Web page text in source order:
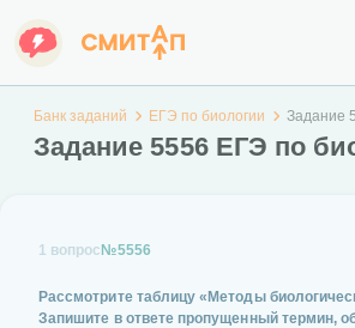
Банк заданий ЕГЭ по биологии Задание
Задание 5556 ЕГЭ по
1 вопрос №5556
Рассмотрите таблицу «Методы
Запишите в ответе пропущенный термин,